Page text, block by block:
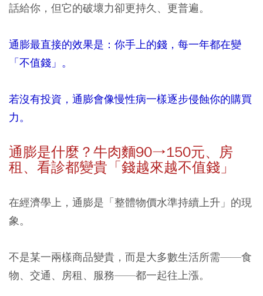
話給你，但它的破壞力卻更持久、更普遍。
通膨最直接的效果是：你手上的錢，每一年都在變
「不值錢」。
若沒有投資，通膨會像慢性病一樣逐步侵蝕你的購買
力。
通膨是什麼？牛肉麵90→150元、房
租、看診都變貴「錢越來越不值錢」
在經濟學上，通膨是「整體物價水準持續上升」的現
象。
不是某一兩樣商品變貴，而是大多數生活所需——食
物、交通、房租、服務——都一起往上漲。